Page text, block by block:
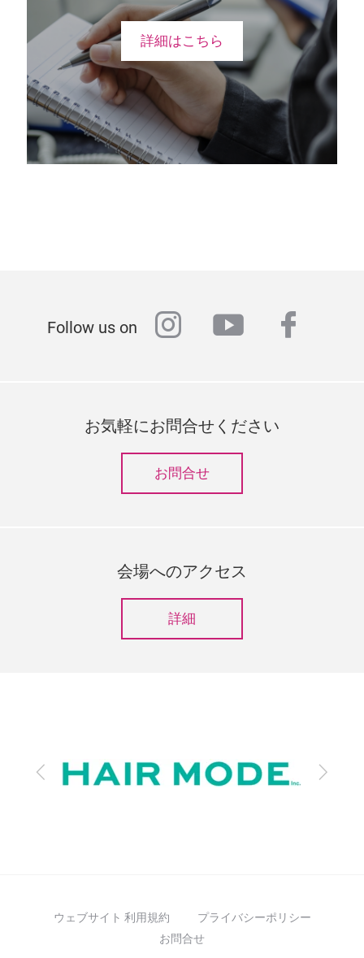
詳細はこちら
Follow us on instagram
youtube
お気軽にお問合せください
お問合せ
会場へのアクセス
詳細
前
次
ウェブサイト 利用規約
プライバシーポリシー
お問合せ